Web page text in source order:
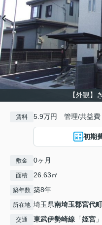
【外観】
賃料 5.9万円 管理/共益費
初期
敷金 0ヶ月
面積 26.63㎡
築年数 築8年
所在地 埼玉県南埼玉郡宮代町
交通 東武伊勢崎線 「姫宮